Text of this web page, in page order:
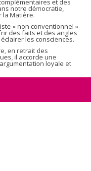
et des
notre démocratie,
la Matière.
« non conventionnel »
des faits et des angles
les consciences.
en retrait des
il accorde une
loyale et